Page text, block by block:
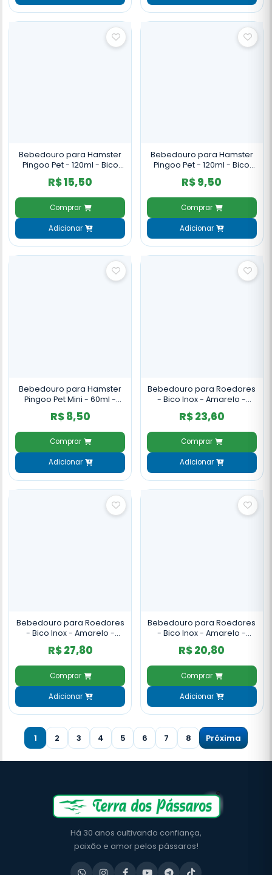
Bebedouro para Hamster
Pingoo Pet - 120ml - Bico
R$ 15,50
Comprar
Adicionar
Bebedouro para Hamster
Pingoo Pet - 120ml - Bico
Vidro
R$ 9,50
Comprar
Adicionar
Bebedouro para Hamster
Pingoo Pet Mini - 60ml -
Bico Vidro
R$ 8,50
Comprar
Adicionar
Bebedouro para Roedores
- Bico Inox - Amarelo -
250ml
R$ 23,60
Comprar
Adicionar
Bebedouro para Roedores
- Bico Inox - Amarelo -
500ml
R$ 27,80
Comprar
Adicionar
Bebedouro para Roedores
- Bico Inox - Amarelo -
R$ 20,80
Comprar
Adicionar
1 2 3 4 5 6 7 8 Próxima
Há 30 anos cultivando confiança,
paixão e amor pelos pássaros!